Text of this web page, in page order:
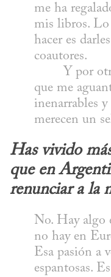
me ha
mis libros.
hacer es
coautores.
que me
inenarrables
merecen un
Has vivido
que en
renunciar a la
No. Hay algo
no hay en
Esa pasión a
espantosas.